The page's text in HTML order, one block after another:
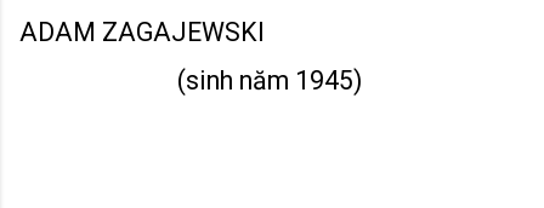
ADAM ZAGAJEWSKI
(sinh năm 1945)